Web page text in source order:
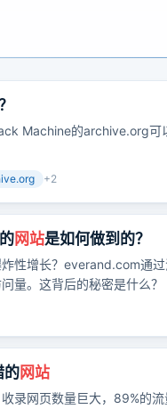
Machine的archive.org可
+2
网站是如何做到的？
性增长？everand.com通
量。这背后的秘密是什么？
的网站
录网页数量巨大，89%的